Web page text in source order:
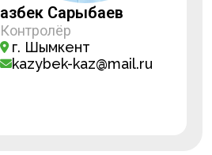
Қазбек Сарыбаев
Контролёр
г. Шымкент
kazybek-kaz@mail.ru